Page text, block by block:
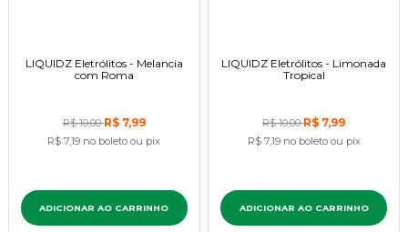
LIQUIDZ Eletrólitos - Melancia
com Roma
R$ 10,00R$ 7,99
R$ 7,19 no boleto ou pix
ADICIONAR AO CARRINHO
LIQUIDZ Eletrólitos - Limonada
Tropical
R$ 10,00R$ 7,99
R$ 7,19 no boleto ou pix
ADICIONAR AO CARRINHO